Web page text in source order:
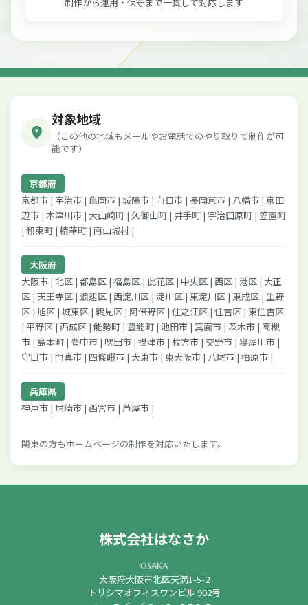
対象地域
（この他の地域もメールやお電話でのやり取りで制作が可
能です）
京都府
京都市 | 宇治市 | 亀岡市 | 城陽市 | 向日市 | 長岡京市 | 八幡市 | 京田
辺市 | 木津川市 | 大山崎町 | 久御山町 | 井手町 | 宇治田原町 | 笠置町
| 和束町 | 精華町 | 南山城村 |
大阪府
大阪市 | 北区 | 都島区 | 福島区 | 此花区 | 中央区 | 西区 | 港区 | 大正
区 | 天王寺区 | 浪速区 | 西淀川区 | 淀川区 | 東淀川区 | 東成区 | 生野
区 | 旭区 | 城東区 | 鶴見区 | 阿倍野区 | 住之江区 | 住吉区 | 東住吉区
| 平野区 | 西成区 | 能勢町 | 豊能町 | 池田市 | 箕面市 | 茨木市 | 高槻
市 | 島本町 | 豊中市 | 吹田市 | 摂津市 | 枚方市 | 交野市 | 寝屋川市 |
守口市 | 門真市 | 四條畷市 | 大東市 | 東大阪市 | 八尾市 | 柏原市 |
兵庫県
神戸市 | 尼崎市 | 西宮市 | 芦屋市 |
関東の方もホームページの制作を対応いたします。
株式会社はなさか
osaka
大阪府大阪市北区天満1-5-2
トリシマオフィスワンビル 902号